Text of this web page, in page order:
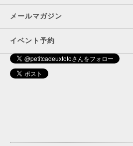
メールマガジン
イベント予約